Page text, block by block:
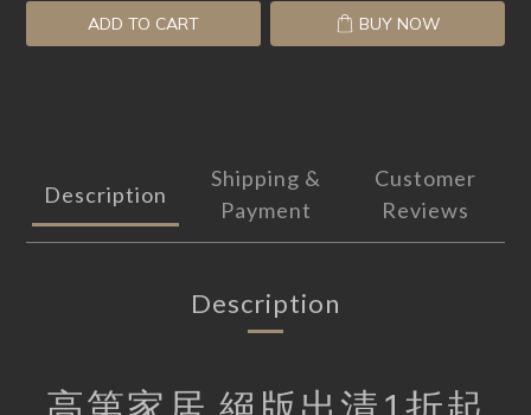
ADD TO CART BUY NOW
Description
Shipping &
Payment
Customer
Reviews
Description